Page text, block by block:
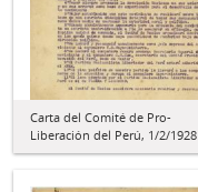
Carta del Comité de Pro-
Liberación del Perú, 1/2/1928